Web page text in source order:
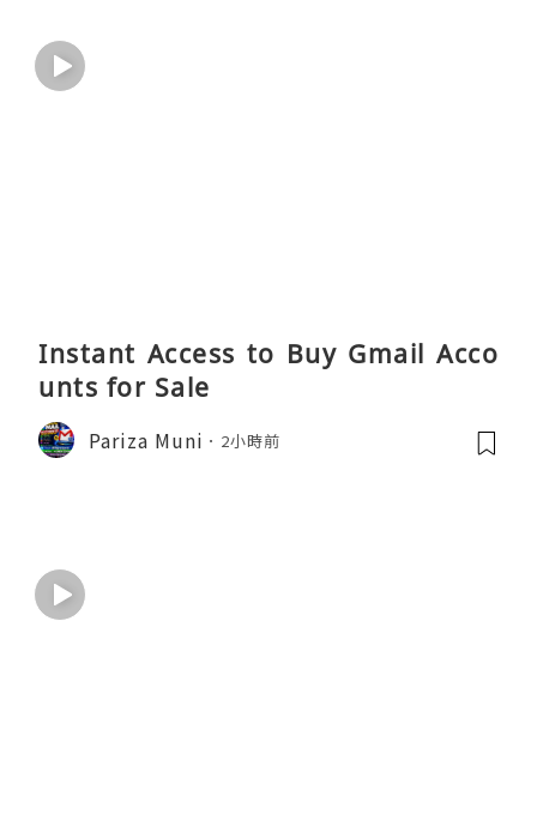
Instant Access to Buy Gmail Acco
unts for Sale
Pariza Muni 2小時前